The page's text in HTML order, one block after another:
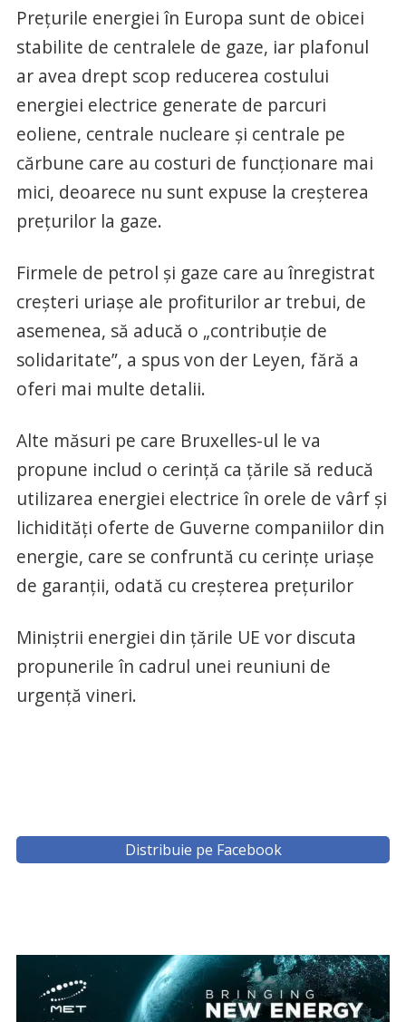
Prețurile energiei în Europa sunt de obicei
stabilite de centralele de gaze, iar plafonul
ar avea drept scop reducerea costului
energiei electrice generate de parcuri
eoliene, centrale nucleare și centrale pe
cărbune care au costuri de funcționare mai
mici, deoarece nu sunt expuse la creșterea
prețurilor la gaze.
Firmele de petrol și gaze care au înregistrat
creșteri uriașe ale profiturilor ar trebui, de
asemenea, să aducă o „contribuție de
solidaritate”, a spus von der Leyen, fără a
oferi mai multe detalii.
Alte măsuri pe care Bruxelles-ul le va
propune includ o cerință ca țările să reducă
utilizarea energiei electrice în orele de vârf și
lichidități oferte de Guverne companiilor din
energie, care se confruntă cu cerințe uriașe
de garanții, odată cu creșterea prețurilor
Miniștrii energiei din țările UE vor discuta
propunerile în cadrul unei reuniuni de
urgență vineri.
Distribuie pe Facebook